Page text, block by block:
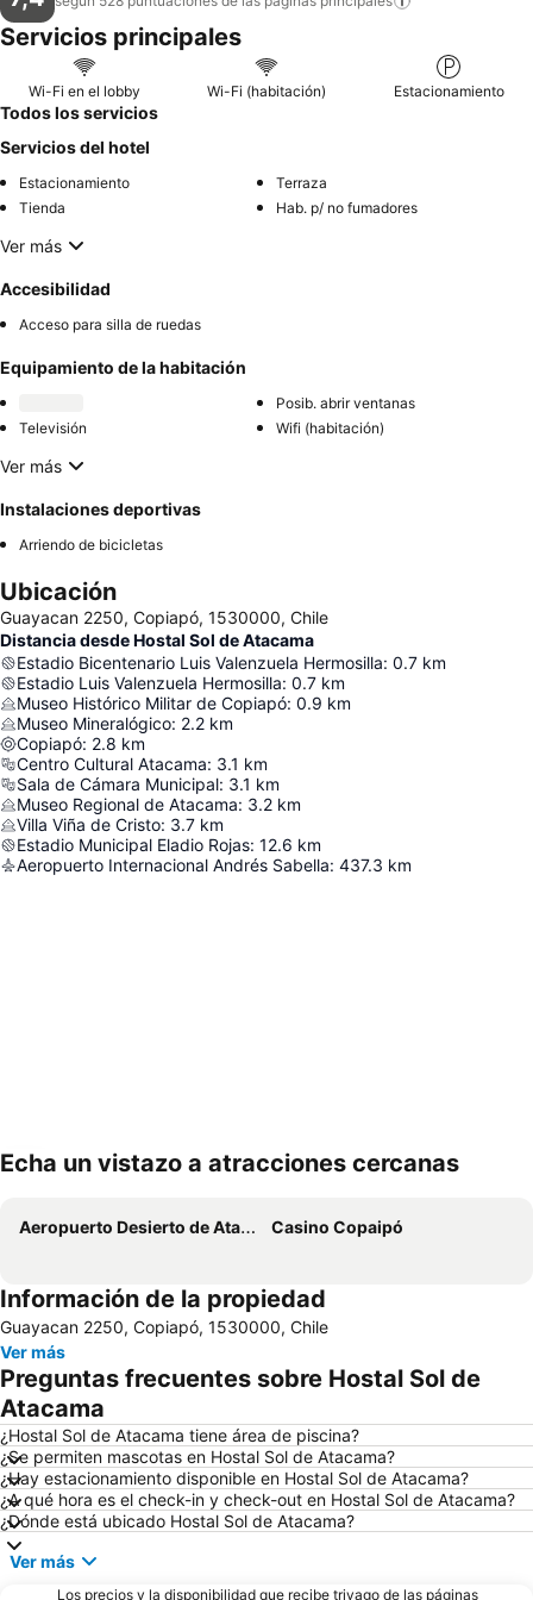
Servicios principales
Wi-Fi en el lobby Wi-Fi (habitación) Estacionamiento
Todos los servicios
Servicios del hotel
Estacionamiento
Terraza
Tienda
Hab. p/ no fumadores
Ver más
Accesibilidad
Acceso para silla de ruedas
Equipamiento de la habitación
Posib. abrir ventanas
Televisión
Wifi (habitación)
Ver más
Instalaciones deportivas
Arriendo de bicicletas
Ubicación
Guayacan 2250, Copiapó, 1530000, Chile
Distancia desde Hostal Sol de Atacama
Estadio Bicentenario Luis Valenzuela Hermosilla: 0.7 km
Estadio Luis Valenzuela Hermosilla: 0.7 km
Museo Histórico Militar de Copiapó: 0.9 km
Museo Mineralógico: 2.2 km
Copiapó: 2.8 km
Centro Cultural Atacama: 3.1 km
Sala de Cámara Municipal: 3.1 km
Museo Regional de Atacama: 3.2 km
Villa Viña de Cristo: 3.7 km
Estadio Municipal Eladio Rojas: 12.6 km
Aeropuerto Internacional Andrés Sabella: 437.3 km
Echa un vistazo a atracciones cercanas
Aeropuerto Desierto de Atacama Casino Copaipó
Información de la propiedad
Guayacan 2250, Copiapó, 1530000, Chile
Ver más
Preguntas frecuentes sobre Hostal Sol de
Atacama
¿Hostal Sol de Atacama tiene área de piscina?
¿Se permiten mascotas en Hostal Sol de Atacama?
¿Hay estacionamiento disponible en Hostal Sol de Atacama?
¿A qué hora es el check-in y check-out en Hostal Sol de Atacama?
¿Dónde está ubicado Hostal Sol de Atacama?
Ver más
Los precios y la disponibilidad que recibe trivago de las páginas